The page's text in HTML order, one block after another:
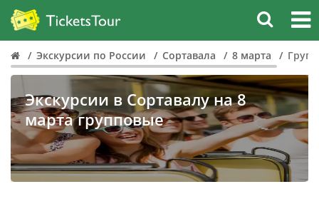
Экскурсии по России Сортавала 8 марта
Экскурсии в Сортавалу на 8
марта групповые